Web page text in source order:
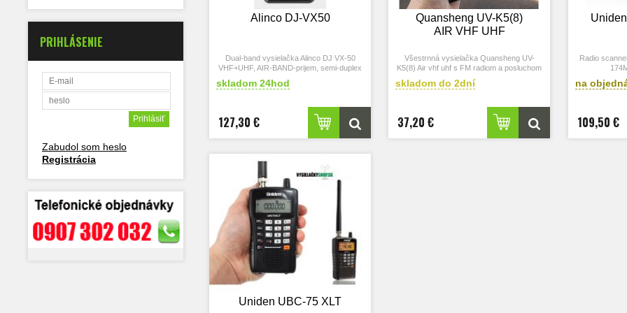
PRIHLÁSENIE
Zabudol som heslo
Registrácia
Alinco DJ-VX50
Dual-band vysielačka Alinco DJ VX-50
VHF+UHF, AIR-BAND-prijem, semi-duplex
skladom 24hod
127,30 €
Quansheng UV-K5(8)
AIR VHF UHF
Všestrnná vysielačka Quansheng UV-
K5(8) Air vhf uhf s FM radiom a posluchom
leteckého pásma je novou verziou
nahradzujucou vysielačku Quansheng UV-
Označenie vysielačky Quansheng UV-K5
(8) je niekedy uvádzané aj Quansheng UV-
skladom do 2dní
37,20 €
Radio
na
109,50 €
Uniden UBC-75 XLT